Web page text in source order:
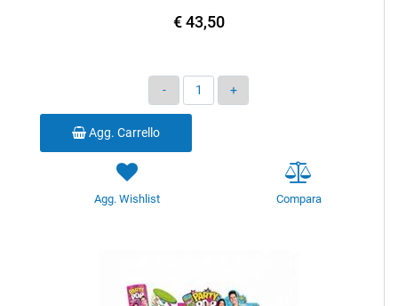
€ 43,50
Quantità
Agg. Carrello
Agg. Wishlist Compara